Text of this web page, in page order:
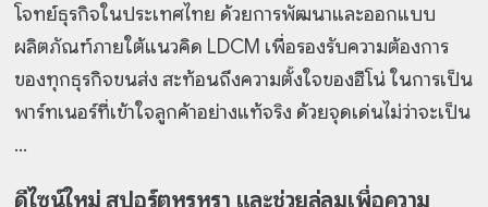
โจทย์ธุรกิจในประเทศไทย ด้วยการพัฒนาและออกแบบ
ผลิตภัณฑ์ภายใต้แนวคิด LDCM เพื่อรองรับความต้องการ
ของทุกธุรกิจขนส่ง สะท้อนถึงความตั้งใจของฮีโน่ ในการเป็น
พาร์ทเนอร์ที่เข้าใจลูกค้าอย่างแท้จริง ด้วยจุดเด่นไม่ว่าจะเป็น
...
ดีไซน์ใหม่ สปอร์ตหรูหรา และช่วยลู่ลมเพื่อความ